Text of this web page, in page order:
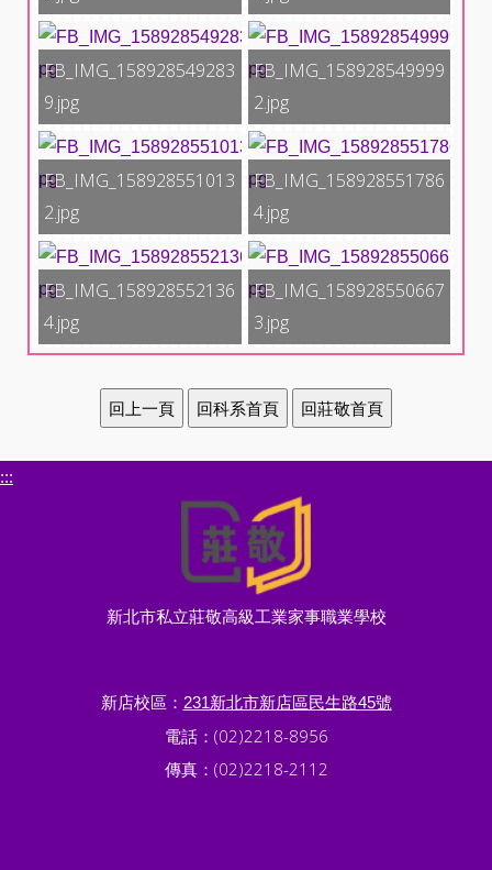
FB_IMG_158928549283
9.jpg
FB_IMG_158928549999
2.jpg
FB_IMG_158928551013
2.jpg
FB_IMG_158928551786
4.jpg
FB_IMG_158928552136
4.jpg
FB_IMG_158928550667
3.jpg
:::
新北市私立莊敬高級工業家事職業學校
新店校區： 231新北市新店區民生路45號
電話：(02)2218-8956
傳真：(02)2218-2112